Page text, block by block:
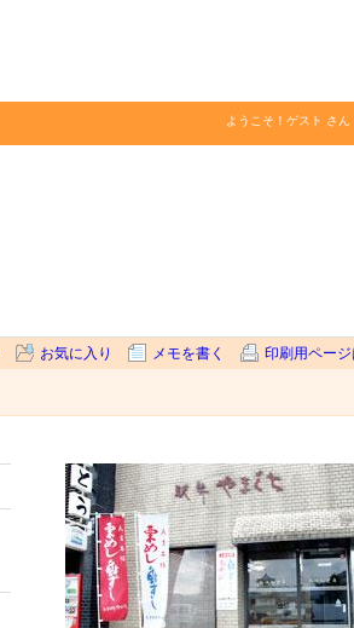
ようこそ！ ゲスト さん
お気に入り メモを書く 印刷用ページ